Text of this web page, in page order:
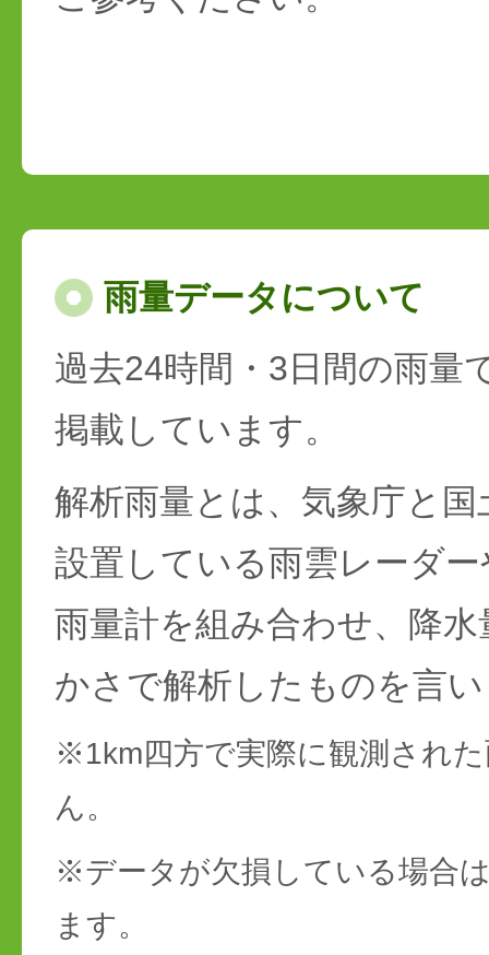
雨量データについて
過去24時間・3日間の雨量
掲載しています。
解析雨量とは、気象庁と
設置している雨雲レーダ
雨量計を組み合わせ、降
かさで解析したものを言
※1km四方で実際に観測され
ん。
※データが欠損している場合
ます。